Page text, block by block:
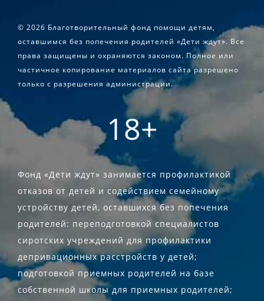
© 2026 Благотворительный фонд помощи детям,
оставшимся без попечения родителей «Дети ждут». Все
права защищены и охраняются законом. Полное или
частичное копирование материалов сайта разрешено
только с разрешения администрации.
18+
Фонд «Дети ждут» занимается профилактикой
отказов от детей и содействием семейному
устройству детей, оставшихся без попечения
родителей: переподготовкой специалистов
сиротских учреждений для профилактики
депривационных расстройств у детей;
подготовкой приемных родителей на базе
собственной школы для приемных родителей;